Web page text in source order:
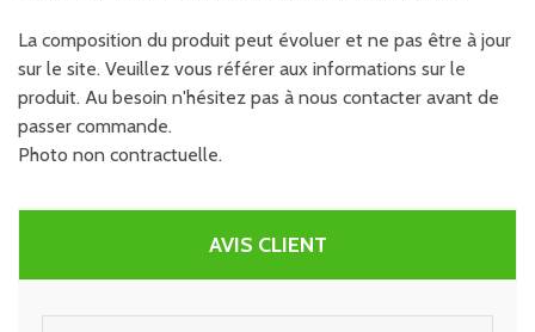
La composition du produit peut évoluer et ne pas être à jour
sur le site. Veuillez vous référer aux informations sur le
produit. Au besoin n'hésitez pas à nous contacter avant de
passer commande.
Photo non contractuelle.
AVIS CLIENT